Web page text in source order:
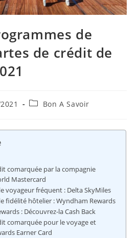
de
de crédit de
PostBon A Savoir
comarquée par la compagnie
Mastercard
voyageur fréquent : Delta SkyMiles
fidélité hôtelier : Wyndham Rewards
: Découvrez-la Cash Back
comarquée pour le voyage et
Earner Card